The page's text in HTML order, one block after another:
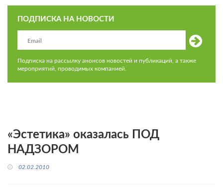
ПОДПИСКА НА НОВОСТИ
Подписка на рассылку анонсов новостей и публикаций, а также
мероприятий, проводимых компанией.
«Эстетика» оказалась ПОД
НАДЗОРОМ
02.02.2010